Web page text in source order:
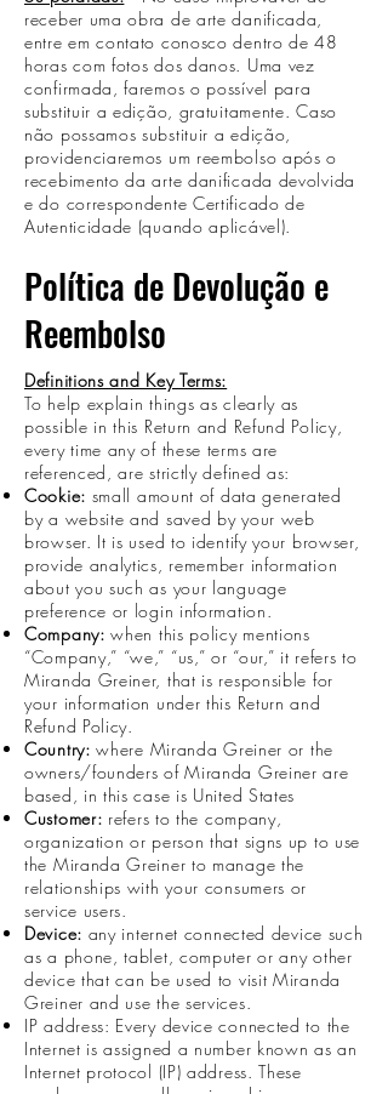
receber uma obra de arte danificada,
entre em contato conosco dentro de 48
horas com fotos dos danos. Uma vez
confirmada, faremos o possível para
substituir a edição, gratuitamente. Caso
não possamos substituir a edição,
providenciaremos um reembolso após o
recebimento da arte danificada devolvida
e do correspondente Certificado de
Autenticidade (quando aplicável).
Política de Devolução e
Reembolso
Definitions and Key Terms:
To help explain things as clearly as
possible in this Return and Refund Policy,
every time any of these terms are
referenced, are strictly defined as:
Cookie: small amount of data generated
by a website and saved by your web
browser. It is used to identify your browser,
provide analytics, remember information
about you such as your language
preference or login information.
Company: when this policy mentions
“Company,” “we,” “us,” or “our,” it refers to
Miranda Greiner, that is responsible for
your information under this Return and
Refund Policy.
Country: where Miranda Greiner or the
owners/founders of Miranda Greiner are
based, in this case is United States
Customer: refers to the company,
organization or person that signs up to use
the Miranda Greiner to manage the
relationships with your consumers or
service users.
Device: any internet connected device such
as a phone, tablet, computer or any other
device that can be used to visit Miranda
Greiner and use the services.
IP address: Every device connected to the
Internet is assigned a number known as an
Internet protocol (IP) address. These